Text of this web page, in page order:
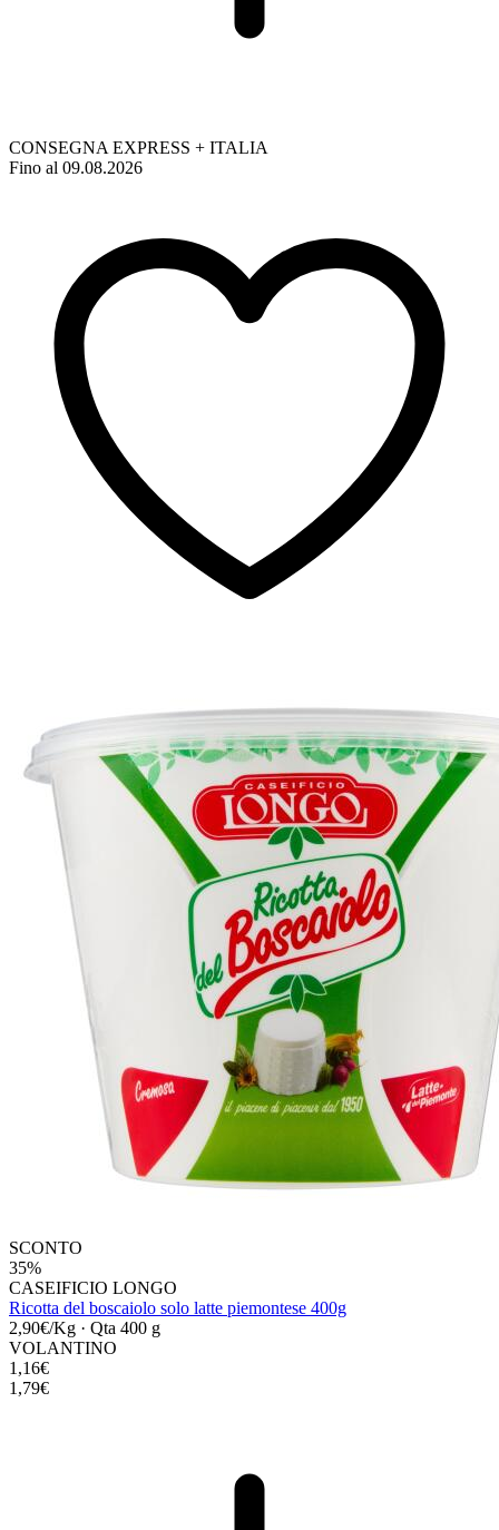
CONSEGNA EXPRESS + ITALIA
Fino al 09.08.2026
SCONTO
35%
CASEIFICIO LONGO
Ricotta del boscaiolo solo latte piemontese 400g
2,90€/Kg · Qta 400 g
VOLANTINO
1,16€
1,79€